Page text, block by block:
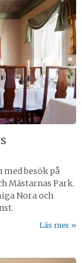
med besök på
Mästarnas Park.
Nora och
Läs mer